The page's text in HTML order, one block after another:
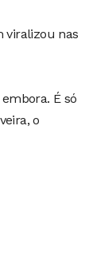
viralizou nas
É só
o